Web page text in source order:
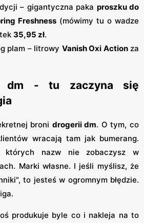
– gigantyczna paka proszku do
Freshness (mówimy tu o wadze
35,95 zł.
plam – litrowy Vanish Oxi Actionza
dm - tu zaczyna się
broni drogerii dm. O tym, co
wracają tam jak bumerang.
których nazw nie zobaczysz w
Marki własne. I jeśli myślisz, że
to jesteś w ogromnym błędzie.
produkuje byle co i nakleja na to